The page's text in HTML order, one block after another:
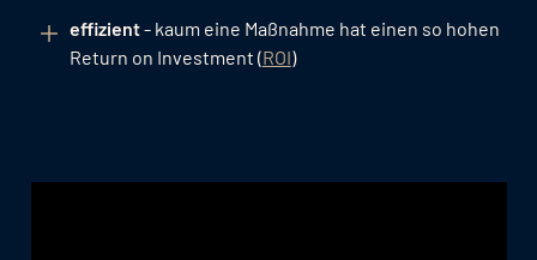
effizient- kaum eine Maßnahme hat einen so hohen
Return on Investment (ROI)